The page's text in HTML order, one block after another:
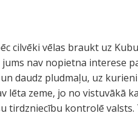
cilvēki vēlas braukt uz
nav nopietna interese
daudz pludmaļu, uz
zeme, jo no vistuvākā
tirdzniecību kontrolē